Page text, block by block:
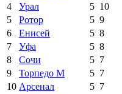
4
Урал 5 10
5
Ротор 5 9
6
Енисей 5 8
7
Уфа 5 8
8
Сочи 5 7
9
Торпедо М 5 7
10 Арсенал 5 7